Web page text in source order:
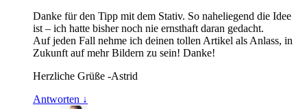
Danke für den Tipp mit dem Stativ. So naheliegend die Idee
ist – ich hatte bisher noch nie ernsthaft daran gedacht.
Auf jeden Fall nehme ich deinen tollen Artikel als Anlass, in
Zukunft auf mehr Bildern zu sein! Danke!
Herzliche Grüße -Astrid
Antworten ↓